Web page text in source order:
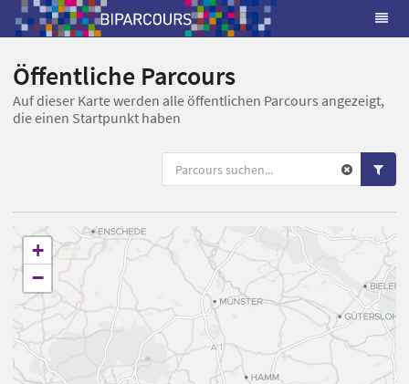
Öffentliche Parcours
Auf dieser Karte werden alle öffentlichen Parcours angezeigt,
die einen Startpunkt haben
+
−